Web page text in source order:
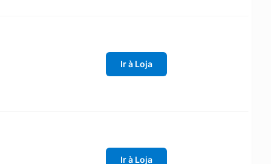
Ir à Loja
Ir à Loja